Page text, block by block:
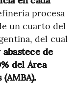
procesa
un cuarto del
del cual
abastece de
del Área